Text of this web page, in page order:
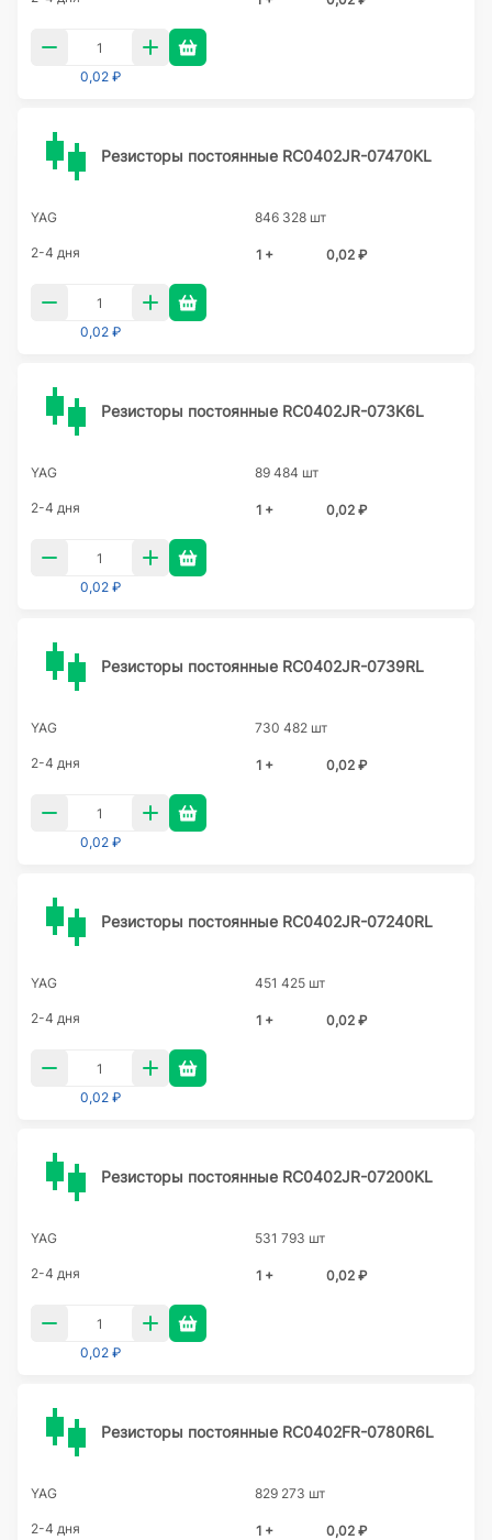
0,02 ₽
Резисторы постоянные RC0402JR-07470KL
YAG 846 328 шт
2-4 дня 1 + 0,02 ₽
0,02 ₽
Резисторы постоянные RC0402JR-073K6L
YAG 89 484 шт
2-4 дня 1 + 0,02 ₽
0,02 ₽
Резисторы постоянные RC0402JR-0739RL
YAG 730 482 шт
2-4 дня 1 + 0,02 ₽
0,02 ₽
Резисторы постоянные RC0402JR-07240RL
YAG 451 425 шт
2-4 дня 1 + 0,02 ₽
0,02 ₽
Резисторы постоянные RC0402JR-07200KL
YAG 531 793 шт
2-4 дня 1 + 0,02 ₽
0,02 ₽
Резисторы постоянные RC0402FR-0780R6L
YAG 829 273 шт
2-4 дня 1 + 0,02 ₽